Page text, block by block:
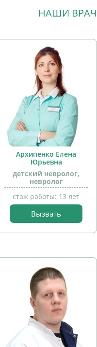
НАШИ
детей
Архипенко Елена
Юрьевна
детский невролог,
невролог
стаж работы: 13 лет
Вызвать